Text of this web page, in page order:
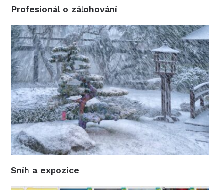
Profesionál o zálohování
Sníh a expozice